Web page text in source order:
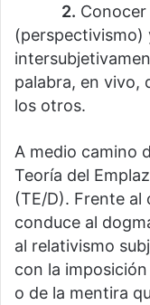
2.
(perspectivismo)
palabra, en vivo,
los otros.
A medio camino
Teoría del
(TE/D). Frente al
conduce al
al relativismo
con la
o de la mentira